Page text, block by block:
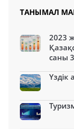
ТАНЫМАЛ
2023
саны
Үздік